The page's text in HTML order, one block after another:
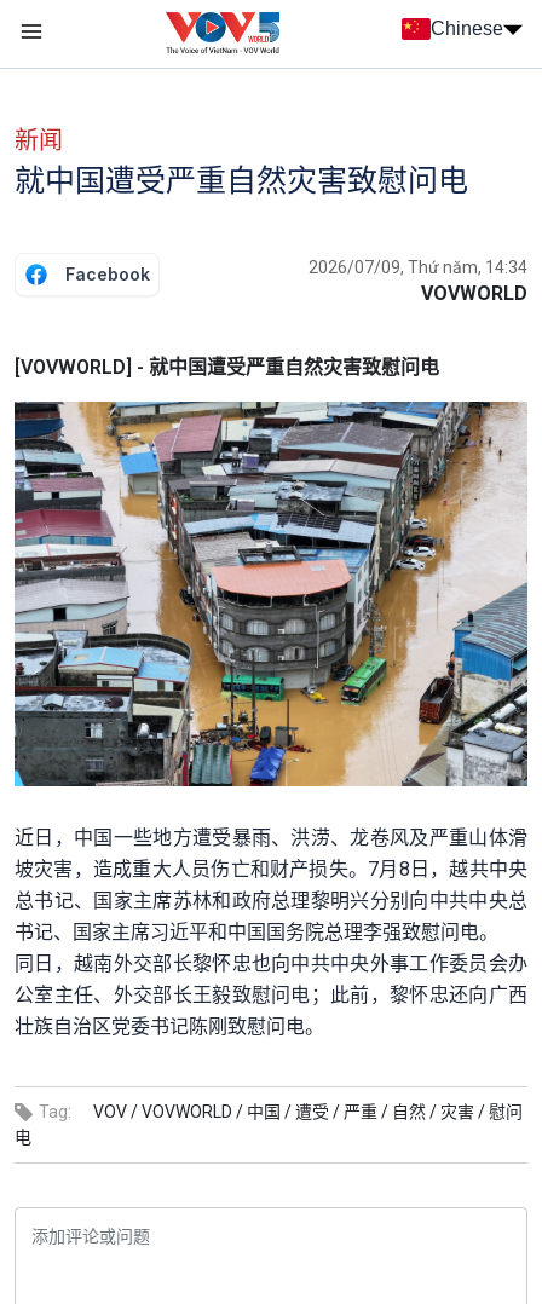
Chinese
新闻
就中国遭受严重自然灾害致慰问电
Facebook 2026/07/09, Thứ năm, 14:34
VOVWORLD
[VOVWORLD] - 就中国遭受严重自然灾害致慰问电
近日，中国一些地方遭受暴雨、洪涝、龙卷风及严重山体滑
坡灾害，造成重大人员伤亡和财产损失。7月8日，越共中央
总书记、国家主席苏林和政府总理黎明兴分别向中共中央总
书记、国家主席习近平和中国国务院总理李强致慰问电。
同日，越南外交部长黎怀忠也向中共中央外事工作委员会办
公室主任、外交部长王毅致慰问电；此前，黎怀忠还向广西
壮族自治区党委书记陈刚致慰问电。
Tag: VOV /VOVWORLD / 中国 /遭受 / 严重 / 自然 / 灾害 /慰问
电